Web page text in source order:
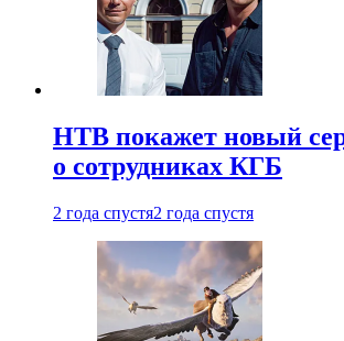
НТВ покажет новый
о сотрудниках КГБ
2 года спустя2 года спустя